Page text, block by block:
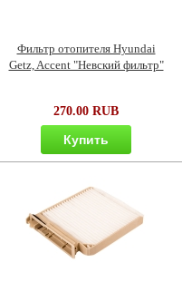
Фильтр отопителя Hyundai
Getz, Accent "Невский фильтр"
270.00 RUB
Купить